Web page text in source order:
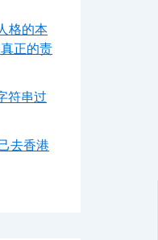
格的本
正的责
符串过
去香港